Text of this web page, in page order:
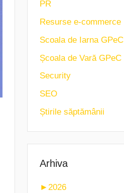
PR
Resurse e-commerce
Scoala de Iarna GPeC
Școala de Vară GPeC
Security
SEO
Știrile săptămânii
Arhiva
► 2026